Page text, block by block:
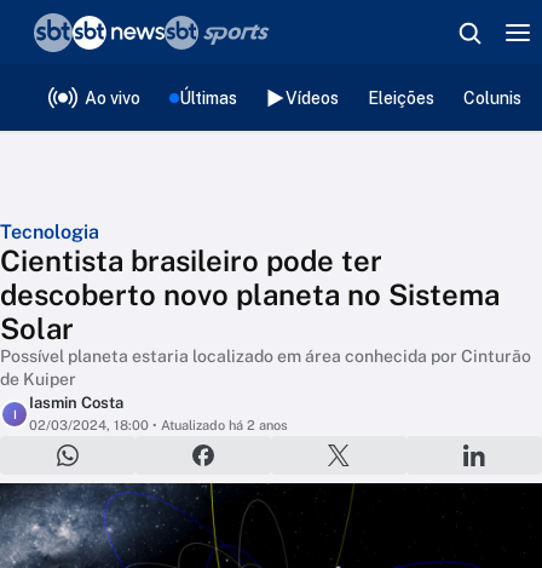
Ao vivo Últimas Vídeos Eleições
Tecnologia
Cientista brasileiro pode ter
descoberto novo planeta no Sistema
Solar
Possível planeta estaria localizado em área conhecida por Cinturão
de Kuiper
I
Iasmin Costa
02/03/2024, 18:00 • Atualizado há 2 anos
❮voltar
Editorias